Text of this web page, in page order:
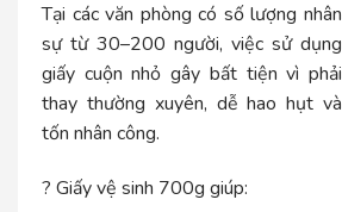
Tại các văn phòng có số lượng nhân
sự từ 30–200 người, việc sử dụng
giấy cuộn nhỏ gây bất tiện vì phải
thay thường xuyên, dễ hao hụt và
tốn nhân công.
? Giấy vệ sinh 700g giúp: